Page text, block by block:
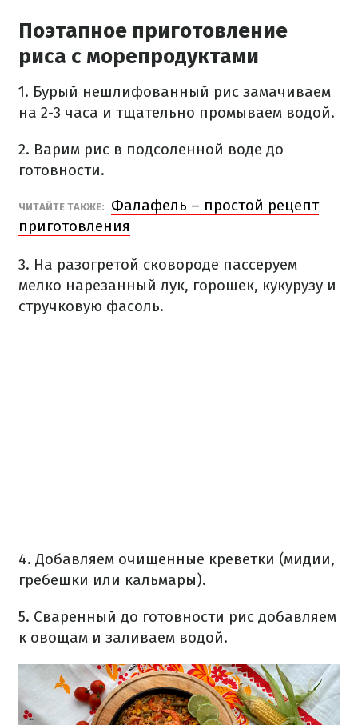
Поэтапное приготовление
риса с морепродуктами
1. Бурый нешлифованный рис замачиваем
на 2-3 часа и тщательно промываем водой.
2. Варим рис в подсоленной воде до
готовности.
ЧИТАЙТЕ ТАКЖЕ:
Фалафель – простой рецепт
приготовления
3. На разогретой сковороде пассеруем
мелко нарезанный лук, горошек, кукурузу и
стручковую фасоль.
4. Добавляем очищенные креветки (мидии,
гребешки или кальмары).
5. Сваренный до готовности рис добавляем
к овощам и заливаем водой.